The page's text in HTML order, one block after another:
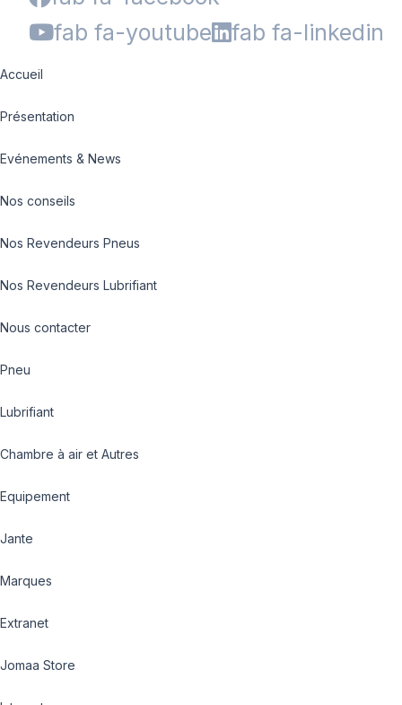
fab fa-youtube
fab fa-linkedin
Accueil
Présentation
Evénements & News
Nos conseils
Nos Revendeurs Pneus
Nos Revendeurs Lubrifiant
Nous contacter
Pneu
Lubrifiant
Chambre à air et Autres
Equipement
Jante
Marques
Extranet
Jomaa Store